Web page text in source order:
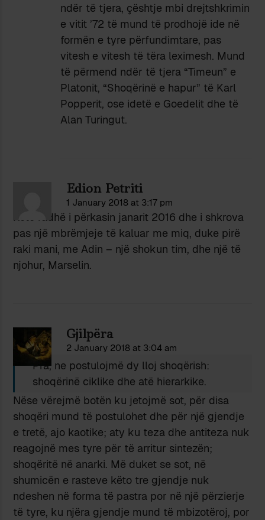
ndër të tjera, çështje mbi drejtshkrimin
e vitit ’72 të mund të prodhojë ide në
formën e tyre përfundimtare, pas
vitesh e vitesh të tëra leximesh. Mund
të përmend ndër të tjera “Timeun” e
Platonit, “Shoqërinë e hapur” të Karl
Popperit, ose idetë e Goedelit dhe të
Alan Turingut.
Edion Petriti
1 January 2018 at 3:17 pm
Këto radhë i përkasin janarit 2016 dhe i shkrova
pas një mbrëmjeje të kaluar me miq, duke pirë
raki mani, me Adin – një shokun tim, dhe një të
njohur, Marselin.
Gjilpëra
2 January 2018 at 3:04 am
Pra, ne postulojmë dy lloj shoqërish:
shoqërinë ciklike dhe atë hierarkike.
Nëse vërejmë botën ku jetojmë sot, për disa
shoqëri mund të postulohet dhe për një gjendje
e tretë, ajo kaotike; aty ku teza dhe antiteza nuk
reagojnë mes tyre për të arritur sintezën;
shoqëritë në anarki. Më duket se sot, në
shumicën e rasteve këto tre gjendje nuk
ndeshen në forma të pastra por në një përzierje
të tyre, ku njëra gjendje mund të mbizotëroj, por